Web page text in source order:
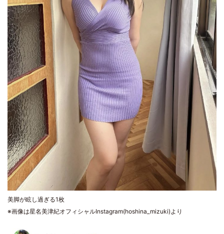
美脚が眩し過ぎる1枚
※画像は星名美津紀オフィシャルInstagram(hoshina_mizuki)より